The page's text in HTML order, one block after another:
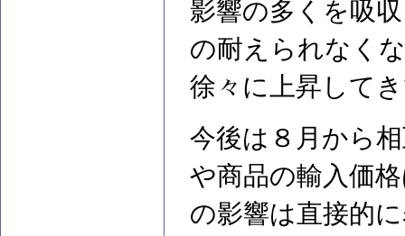
影響の多くを吸
の耐えられなく
徐々に上昇して
今後は８月から
や商品の輸入価
の影響は直接的